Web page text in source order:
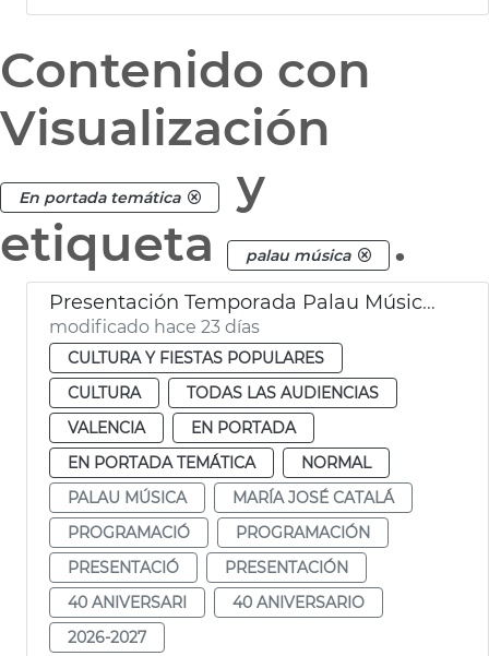
Contenido con
Visualización
En portada temática
y
etiqueta
palau música .
Presentación Temporada Palau Música València
modificado hace 23 días
CULTURA Y FIESTAS POPULARES
CULTURA
TODAS LAS AUDIENCIAS
VALENCIA
EN PORTADA
EN PORTADA TEMÁTICA
NORMAL
PALAU MÚSICA
MARÍA JOSÉ CATALÁ
PROGRAMACIÓ
PROGRAMACIÓN
PRESENTACIÓ
PRESENTACIÓN
40 ANIVERSARI
40 ANIVERSARIO
2026-2027